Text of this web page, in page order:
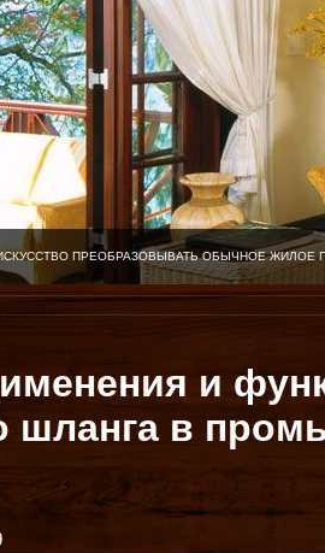
ПРЕОБРАЗОВЫВАТЬ ОБЫЧНОЕ
и
шланга в